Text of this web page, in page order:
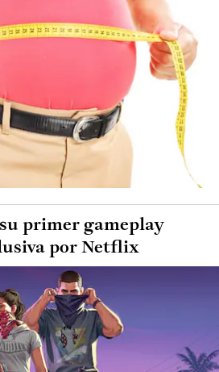
primer gameplay
por Netflix